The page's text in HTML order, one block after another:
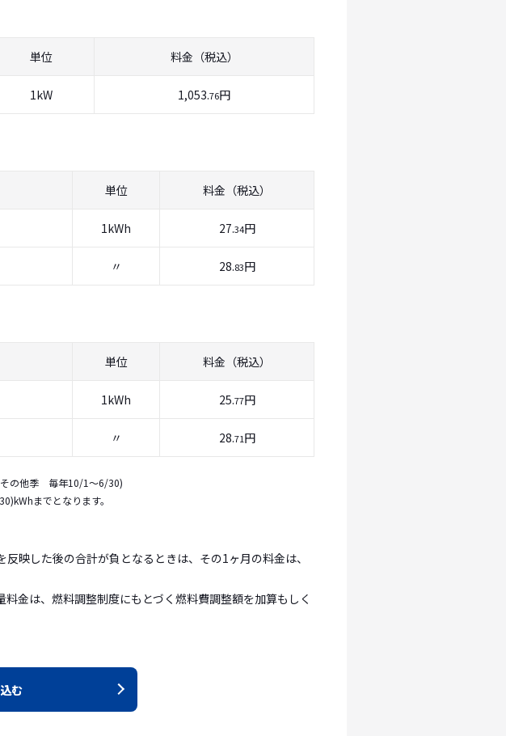
単位 料金（税込）
1kW 1,053.76円
単位 料金（税込）
1kWh 27.34円
〃 28.83円
単位 料金（税込）
1kWh 25.77円
〃 28.71円
の他季 毎年10/1〜6/30)
までとなります。
映した後の合計が負となるときは、その1ヶ月の料金は、
金は、燃料調整制度にもとづく燃料費調整額を加算もしく
む